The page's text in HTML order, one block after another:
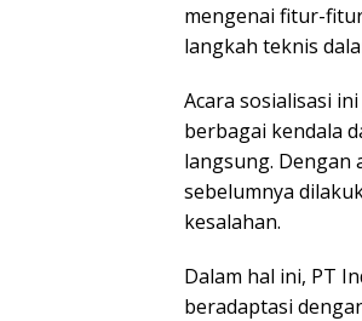
mengenai fitur-
langkah teknis
Acara sosialisasi
berbagai kendala
langsung. Dengan
sebelumnya
kesalahan.
Dalam hal ini, PT
beradaptasi